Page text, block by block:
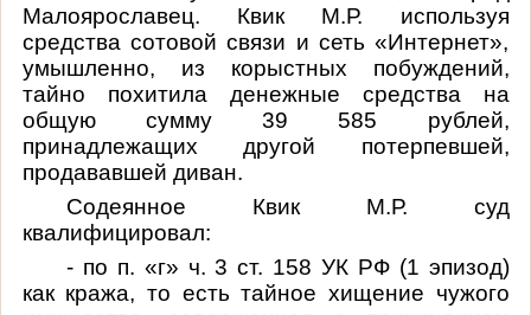
Малоярославец. Квик М.Р. используя
средства сотовой связи и сеть «Интернет»,
умышленно, из корыстных побуждений,
тайно похитила денежные средства на
общую сумму 39 585 рублей,
принадлежащих другой потерпевшей,
продававшей диван.
Содеянное Квик М.Р. суд
квалифицировал:
- по п. «г» ч. 3 ст. 158 УК РФ (1 эпизод)
как кража, то есть тайное хищение чужого